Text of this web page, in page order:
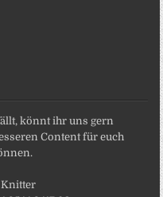
könnt ihr uns gern
Content für euch
Knitter